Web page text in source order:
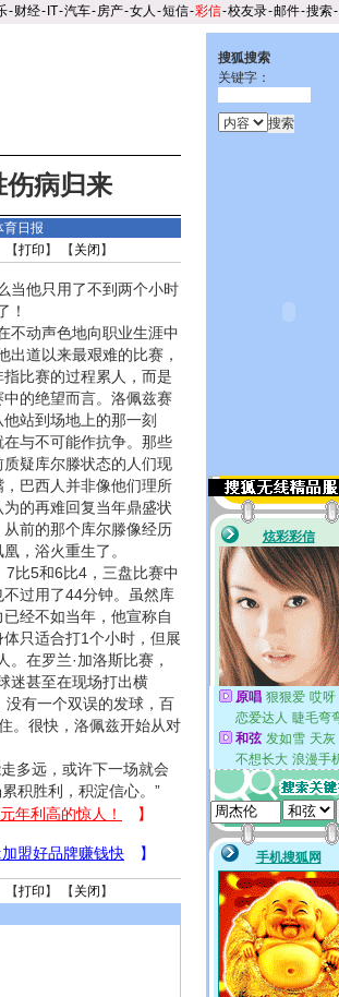
-财经- IT-汽车-房产-女人 -短信-彩信-校友录-邮件-搜索-
病归来
育日报
【打印 】 【 关闭 】
当他只用了不到两个小时
！
动声色地向职业生涯中
道以来最艰难的比赛，
指比赛的过程累人，而是
中的绝望而言。洛佩兹赛
他站到场地上的那一刻
在与不可能作抗争。那些
质疑库尔滕状态的人们现
，巴西人并非像他们理所
为的再难回复当年鼎盛状
从前的那个库尔滕像经历
，浴火重生了。
5和6比4，三盘比赛中
不过用了44分钟。虽然库
已经不如当年，他宣称自
只适合打1个小时，但展
在罗兰·加洛斯比赛，
迷甚至在现场打出横
没有一个双误的发球，百
。很快，洛佩兹开始从对
多远，或许下一场就会
积胜利，积淀信心。”
【打印 】 【 关闭 】
搜狐搜索
关键字：